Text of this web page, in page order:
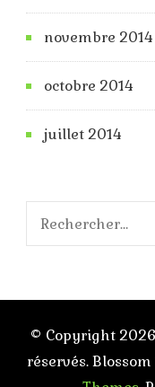
novembre 2014
octobre 2014
juillet 2014
Rechercher :
© Copyright 2026
réservés.